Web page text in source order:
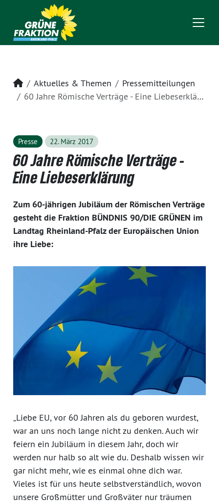
Startseite
Aktuelles & Themen
Pressemitteilungen
60 Jahre Römische Verträge - Eine Liebeserklärung
Presse 22. März 2017
60 Jahre Römische Verträge -
Eine Liebeserklärung
Zum 60-jährigen Jubiläum der Römischen Verträge
gesteht die Fraktion BÜNDNIS 90/DIE GRÜNEN im
Landtag Rheinland-Pfalz der Europäischen Union
ihre Liebe:
„Liebe EU, vor 60 Jahren als du geboren wurdest,
war an uns noch lange nicht zu denken. Auch wir
feiern ein Jubiläum in diesem Jahr, doch wir
werden nur halb so alt wie du. Deshalb wissen wir
gar nicht mehr, wie es einmal ohne dich war.
Vieles ist für uns heute selbstverständlich, wovon
unsere Großmütter und Großväter nur träumen